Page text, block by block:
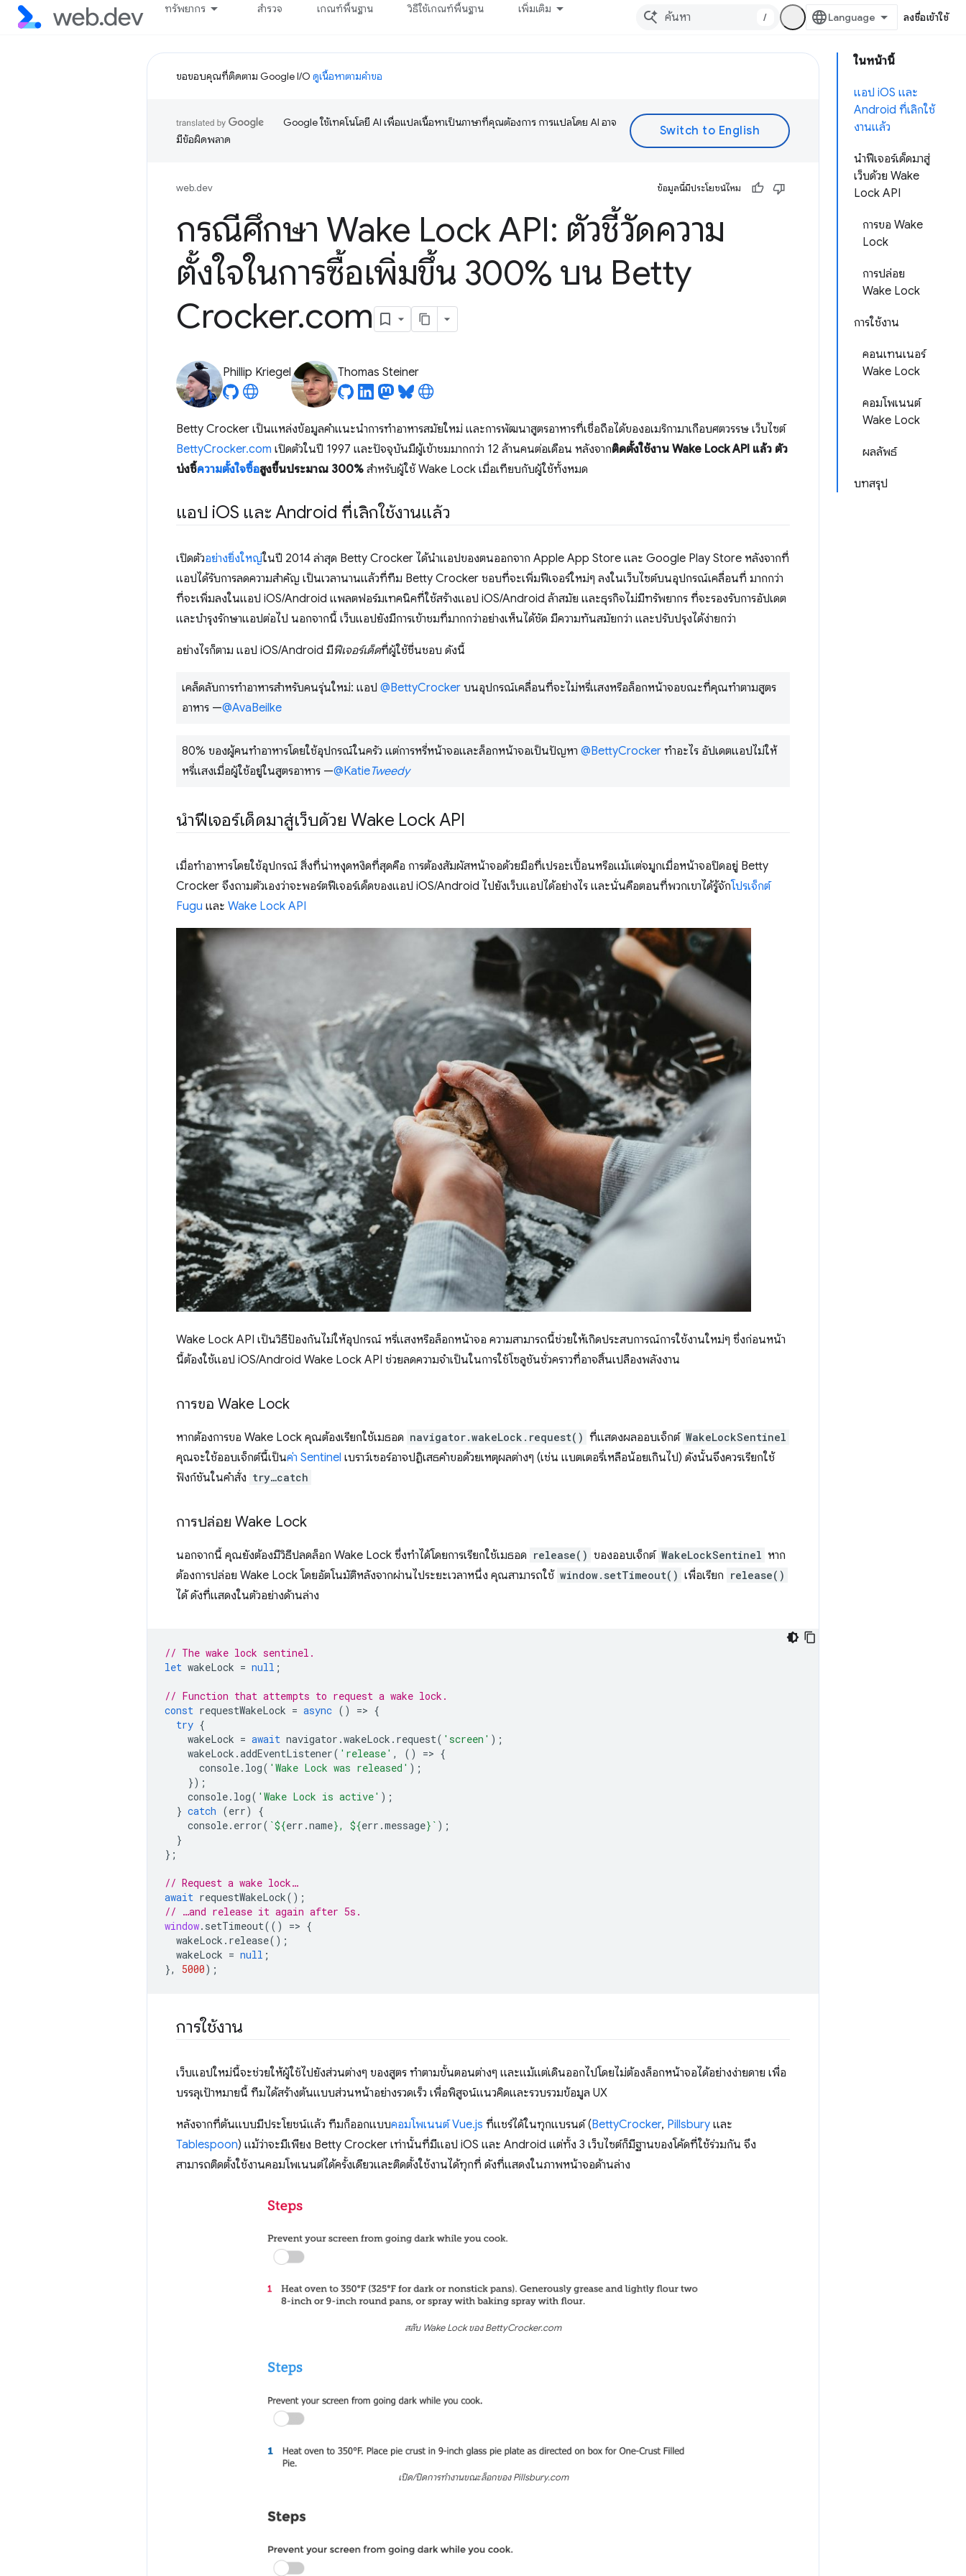
ทรัพยากร สำรวจ เกณฑ์พื้นฐาน วิธีใช้เกณฑ์พื้นฐาน เพิ่มเติม
/ ลงชื่อเข้าใช้
ในหน้านี้
แอป iOS และ
Android ที่เลิกใช้
งานแล้ว
นำฟีเจอร์เด็ดมาสู่
เว็บด้วย Wake
Lock API
การขอ Wake
Lock
การปล่อย
Wake Lock
การใช้งาน
คอนเทนเนอร์
Wake Lock
คอมโพเนนต์
Wake Lock
ผลลัพธ์
บทสรุป
ขอขอบคุณที่ติดตาม Google I/O ดูเนื้อหาตามคำขอ
Google ใช้เทคโนโลยี AI เพื่อแปลเนื้อหาเป็นภาษาที่คุณต้องการ การแปลโดย AI อาจ
มีข้อผิดพลาด
web.dev ข้อมูลนี้มีประโยชน์ไหม
กรณีศึกษา Wake Lock API: ตัวชี้วัดความ
ตั้งใจในการซื้อเพิ่มขึ้น 300% บน Betty
Crocker.com
Phillip Kriegel Thomas Steiner
Betty Crocker เป็นแหล่งข้อมูลคำแนะนำการทำอาหารสมัยใหม่ และการพัฒนาสูตรอาหารที่เชื่อถือได้ของอเมริกามาเกือบศตวรรษ เว็บไซต์
BettyCrocker.com เปิดตัวในปี 1997 และปัจจุบันมีผู้เข้าชมมากกว่า 12 ล้านคนต่อเดือน หลังจากติดตั้งใช้งาน Wake Lock API แล้ว ตัว
บ่งชี้ความตั้งใจซื้อสูงขึ้นประมาณ 300% สำหรับผู้ใช้ Wake Lock เมื่อเทียบกับผู้ใช้ทั้งหมด
แอป iOS และ Android ที่เลิกใช้งานแล้ว
เปิดตัวอย่างยิ่งใหญ่ในปี 2014 ล่าสุด Betty Crocker ได้นำแอปของตนออกจาก Apple App Store และ Google Play Store หลังจากที่
แอปได้รับการลดความสำคัญ เป็นเวลานานแล้วที่ทีม Betty Crocker ชอบที่จะเพิ่มฟีเจอร์ใหม่ๆ ลงในเว็บไซต์บนอุปกรณ์เคลื่อนที่ มากกว่า
ที่จะเพิ่มลงในแอป iOS/Android แพลตฟอร์มเทคนิคที่ใช้สร้างแอป iOS/Android ล้าสมัย และธุรกิจไม่มีทรัพยากร ที่จะรองรับการอัปเดต
และบำรุงรักษาแอปต่อไป นอกจากนี้ เว็บแอปยังมีการเข้าชมที่มากกว่าอย่างเห็นได้ชัด มีความทันสมัยกว่า และปรับปรุงได้ง่ายกว่า
อย่างไรก็ตาม แอป iOS/Android มีฟีเจอร์เด็ดที่ผู้ใช้ชื่นชอบ ดังนี้
เคล็ดลับการทำอาหารสำหรับคนรุ่นใหม่: แอป @BettyCrocker บนอุปกรณ์เคลื่อนที่จะไม่หรี่แสงหรือล็อกหน้าจอขณะที่คุณทำตามสูตร
อาหาร —@AvaBeilke
80% ของผู้คนทำอาหารโดยใช้อุปกรณ์ในครัว แต่การหรี่หน้าจอและล็อกหน้าจอเป็นปัญหา @BettyCrocker ทำอะไร อัปเดตแอปไม่ให้
หรี่แสงเมื่อผู้ใช้อยู่ในสูตรอาหาร —@KatieTweedy
นำฟีเจอร์เด็ดมาสู่เว็บด้วย Wake Lock API
เมื่อทำอาหารโดยใช้อุปกรณ์ สิ่งที่น่าหงุดหงิดที่สุดคือ การต้องสัมผัสหน้าจอด้วยมือที่เปรอะเปื้อนหรือแม้แต่จมูกเมื่อหน้าจอปิดอยู่ Betty
Crocker จึงถามตัวเองว่าจะพอร์ตฟีเจอร์เด็ดของแอป iOS/Android ไปยังเว็บแอปได้อย่างไร และนั่นคือตอนที่พวกเขาได้รู้จักโปรเจ็กต์
Fugu และ Wake Lock API
Wake Lock API เป็นวิธีป้องกันไม่ให้อุปกรณ์ หรี่แสงหรือล็อกหน้าจอ ความสามารถนี้ช่วยให้เกิดประสบการณ์การใช้งานใหม่ๆ ซึ่งก่อนหน้า
นี้ต้องใช้แอป iOS/Android Wake Lock API ช่วยลดความจำเป็นในการใช้โซลูชันชั่วคราวที่อาจสิ้นเปลืองพลังงาน
การขอ Wake Lock
หากต้องการขอ Wake Lock คุณต้องเรียกใช้เมธอด navigator.wakeLock.request() ที่แสดงผลออบเจ็กต์ WakeLockSentinel
คุณจะใช้ออบเจ็กต์นี้เป็นค่า Sentinel เบราว์เซอร์อาจปฏิเสธคำขอด้วยเหตุผลต่างๆ (เช่น แบตเตอรี่เหลือน้อยเกินไป) ดังนั้นจึงควรเรียกใช้
ฟังก์ชันในคำสั่ง try…catch
การปล่อย Wake Lock
นอกจากนี้ คุณยังต้องมีวิธีปลดล็อก Wake Lock ซึ่งทำได้โดยการเรียกใช้เมธอด release() ของออบเจ็กต์ WakeLockSentinel หาก
ต้องการปล่อย Wake Lock โดยอัตโนมัติหลังจากผ่านไประยะเวลาหนึ่ง คุณสามารถใช้ window.setTimeout() เพื่อเรียก release()
ได้ ดังที่แสดงในตัวอย่างด้านล่าง
// The wake lock sentinel.
let wakeLock = null ;
// Function that attempts to request a wake lock.
const requestWakeLock = async () => {
try {
wakeLock = await navigator .wakeLock . request( 'screen' );
wakeLock .addEventListener( 'release' , () => {
console. log( 'Wake Lock was released' );
});
console. log( 'Wake Lock is active' );
} catch (err)
{
console. error( `${err .name}, ${err .message} ` );
}
};
// Request a wake lock…
await requestWakeLock();
// …and release it again after 5s.
window. setTimeout(() => {
wakeLock . release();
wakeLock = null ;
},
5000);
การใช้งาน
เว็บแอปใหม่นี้จะช่วยให้ผู้ใช้ไปยังส่วนต่างๆ ของสูตร ทำตามขั้นตอนต่างๆ และแม้แต่เดินออกไปโดยไม่ต้องล็อกหน้าจอได้อย่างง่ายดาย เพื่อ
บรรลุเป้าหมายนี้ ทีมได้สร้างต้นแบบส่วนหน้าอย่างรวดเร็ว เพื่อพิสูจน์แนวคิดและรวบรวมข้อมูล UX
หลังจากที่ต้นแบบมีประโยชน์แล้ว ทีมก็ออกแบบคอมโพเนนต์ Vue.js ที่แชร์ได้ในทุกแบรนด์ (BettyCrocker, Pillsbury และ
Tablespoon) แม้ว่าจะมีเพียง Betty Crocker เท่านั้นที่มีแอป iOS และ Android แต่ทั้ง 3 เว็บไซต์ก็มีฐานของโค้ดที่ใช้ร่วมกัน จึง
สามารถติดตั้งใช้งานคอมโพเนนต์ได้ครั้งเดียวและติดตั้งใช้งานได้ทุกที่ ดังที่แสดงในภาพหน้าจอด้านล่าง
สลับ Wake Lock ของ BettyCrocker.com
เปิด/ปิดการทำงานขณะล็อกของ Pillsbury.com